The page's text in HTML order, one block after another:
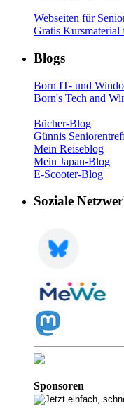
Webseiten für
Gratis Kursmaterial
Blogs
Born IT- und
Born's Tech and
Bücher-Blog
Günnis
Mein Reiseblog
Mein Japan-Blog
E-Scooter-Blog
Soziale
Sponsoren